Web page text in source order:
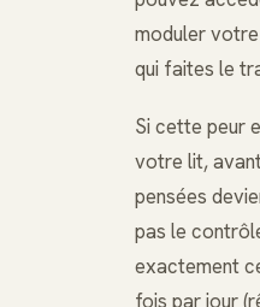
moduler
qui faites le
Si cette peur
votre lit,
pensées
pas le
exactement
fois par jour